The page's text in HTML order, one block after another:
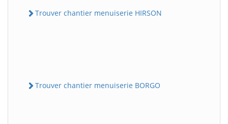
Trouver chantier menuiserie HIRSON
Trouver chantier menuiserie BORGO